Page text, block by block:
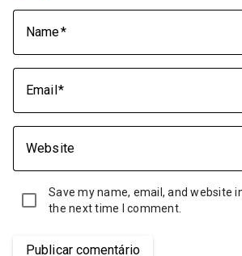
Name
Email
Website
Save my name, email, and website
the next time I comment.
Publicar comentário